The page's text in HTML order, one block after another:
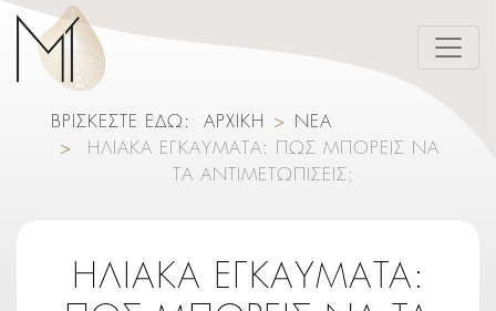
ΒΡΙΣΚΕΣΤΕ ΕΔΩ: ΑΡΧΙΚΗ
ΝΕΑ
ΗΛΙΑΚΆ ΕΓΚΑΎΜΑΤΑ: ΠΏΣ ΜΠΟΡΕΊΣ ΝΑ
ΤΑ ΑΝΤΙΜΕΤΩΠΊΣΕΙΣ;
ΗΛΙΑΚΆ ΕΓΚΑΎΜΑΤΑ: